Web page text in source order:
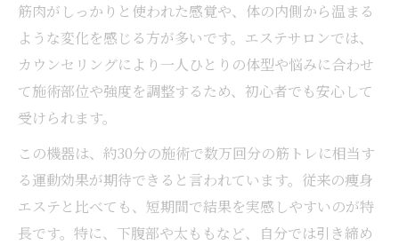
筋肉がしっかりと使われた感覚や、体の内側から温まる
ような変化を感じる方が多いです。エステサロンでは、
カウンセリングにより一人ひとりの体型や悩みに合わせ
て施術部位や強度を調整するため、初心者でも安心して
受けられます。
この機器は、約30分の施術で数万回分の筋トレに相当す
る運動効果が期待できると言われています。従来の痩身
エステと比べても、短期間で結果を実感しやすいのが特
長です。特に、下腹部や太ももなど、自分では引き締め